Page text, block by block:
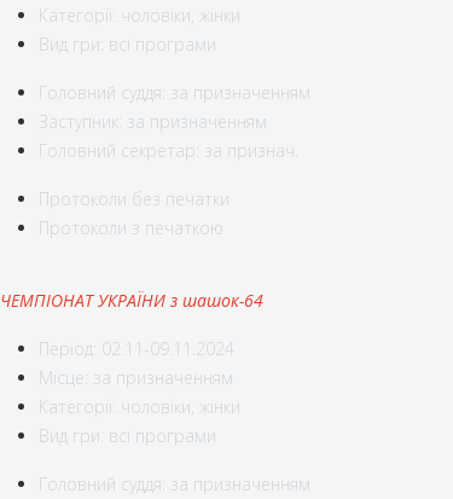
Категорії: чоловіки, жінки
Вид гри: всі програми
Головний суддя: за призначенням
Заступник: за призначенням
Головний секретар: за признач.
Протоколи без печатки
Протоколи з печаткою
ЧЕМПІОНАТ УКРАЇНИ з шашок-64
Період: 02.11-09.11.2024
Місце: за призначенням
Категорії: чоловіки, жінки
Вид гри: всі програми
Головний суддя: за призначенням